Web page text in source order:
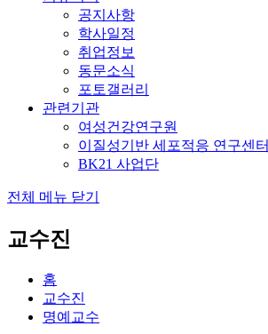
공지사항
학사일정
취업정보
동문소식
포토갤러리
관련기관
여성건강연구원
이질성기반 세포적응 연구센터
BK21 사업단
전체 메뉴 닫기
교수진
홈
교수진
명예교수